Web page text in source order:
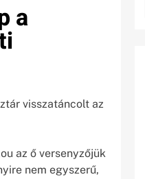
a
visszatáncolt az
az ő versenyzőjük
nem egyszerű,